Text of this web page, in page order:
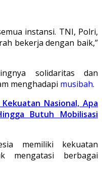
instansi. TNI, Polri,
bekerja dengan baik,”
solidaritas dan
menghadapi musibah.
Nasional, Apa
Butuh Mobilisasi
memiliki kekuatan
mengatasi berbagai